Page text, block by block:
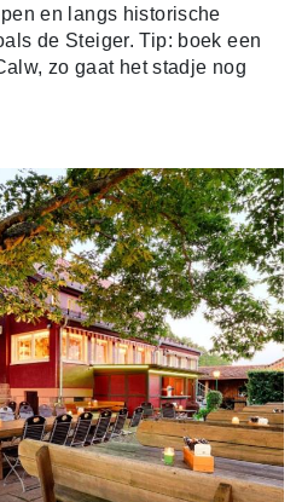
en langs historische
de Steiger. Tip: boek een
zo gaat het stadje nog